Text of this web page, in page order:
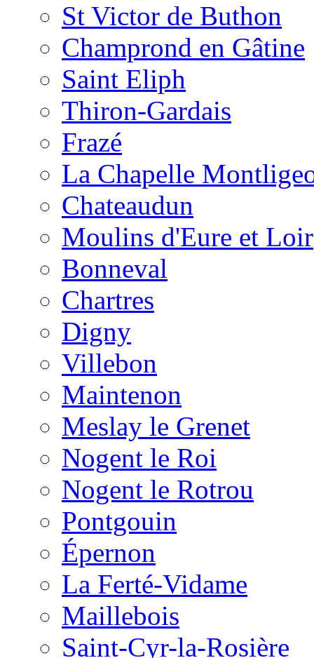
St Victor de Buthon
Champrond en Gâtine
Saint Eliph
Thiron-Gardais
Frazé
La Chapelle
Chateaudun
Moulins d'Eure et Loir
Bonneval
Chartres
Digny
Villebon
Maintenon
Meslay le Grenet
Nogent le Roi
Nogent le Rotrou
Pontgouin
Épernon
La Ferté-Vidame
Maillebois
Saint-Cyr-la-Rosière